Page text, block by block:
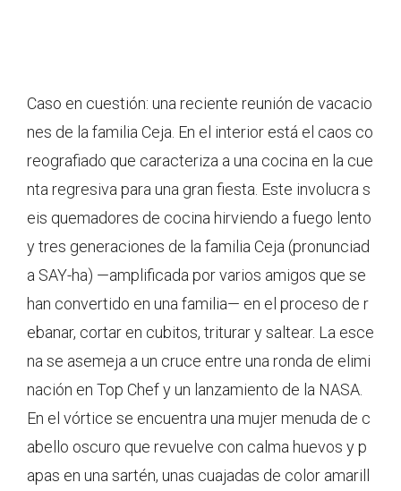
Caso en cuestión: una reciente reunión de vacacio
nes de la familia Ceja. En el interior está el caos co
reografiado que caracteriza a una cocina en la cue
nta regresiva para una gran fiesta. Este involucra s
eis quemadores de cocina hirviendo a fuego lento
y tres generaciones de la familia Ceja (pronunciad
a SAY-ha) —amplificada por varios amigos que se
han convertido en una familia— en el proceso de r
ebanar, cortar en cubitos, triturar y saltear. La esce
na se asemeja a un cruce entre una ronda de elimi
nación en Top Chef y un lanzamiento de la NASA.
En el vórtice se encuentra una mujer menuda de c
abello oscuro que revuelve con calma huevos y p
apas en una sartén, unas cuajadas de color amarill